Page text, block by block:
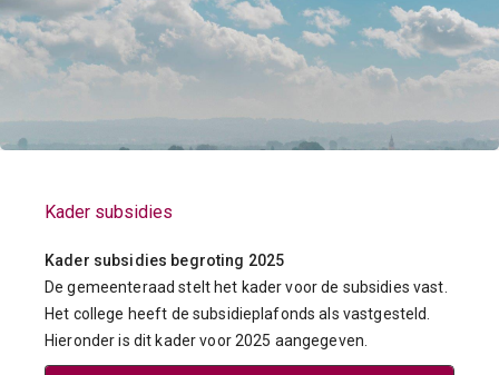
Kader subsidies
Kader subsidies begroting 2025
De gemeenteraad stelt het kader voor de subsidies vast.
Het college heeft de subsidieplafonds als vastgesteld.
Hieronder is dit kader voor 2025 aangegeven.